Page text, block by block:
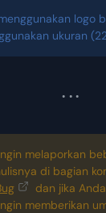
logo
ukuran
melaporkan
di bagian
dan jika
memberikan